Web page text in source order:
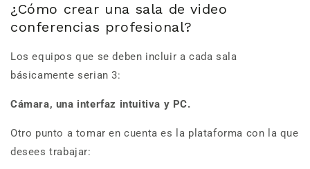
¿Cómo crear una sala de video
conferencias profesional?
Los equipos que se deben incluir a cada sala
básicamente serian 3:
Cámara, una interfaz intuitiva y PC.
Otro punto a tomar en cuenta es la plataforma con la que
desees trabajar: